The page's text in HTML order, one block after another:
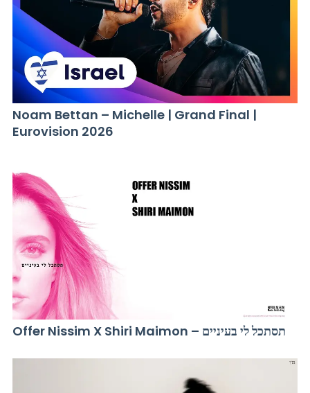
Noam Bettan – Michelle | Grand Final |
Eurovision 2026
Offer Nissim X Shiri Maimon – תסתכל לי בעיניים